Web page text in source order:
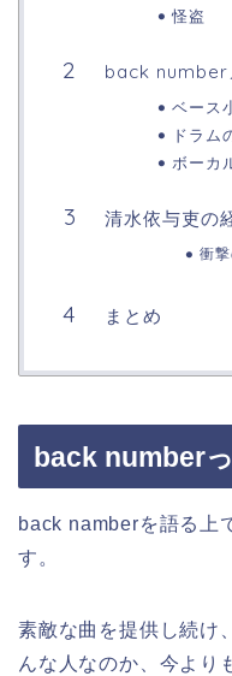
怪盗
back number
ベース
ドラム
ボーカ
清水依与吏の
衝
まとめ
back number
back namberを語る上
す。
素敵な曲を提供し続け
んな人なのか、今より